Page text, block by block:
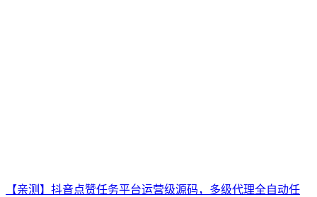
【亲测】抖音点赞任务平台运营级源码，多级代理全自动任